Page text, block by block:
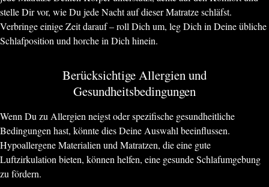
stelle Dir vor, wie Du jede Nacht auf dieser Matratze schläfst.
Verbringe einige Zeit darauf – roll Dich um, leg Dich in Deine übliche
Schlafposition und horche in Dich hinein.
Berücksichtige Allergien und
Gesundheitsbedingungen
Wenn Du zu Allergien neigst oder spezifische gesundheitliche
Bedingungen hast, könnte dies Deine Auswahl beeinflussen.
Hypoallergene Materialien und Matratzen, die eine gute
Luftzirkulation bieten, können helfen, eine gesunde Schlafumgebung
zu fördern.